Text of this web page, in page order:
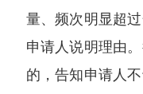
量、频次明显超
申请人说明理由
的，告知申请人